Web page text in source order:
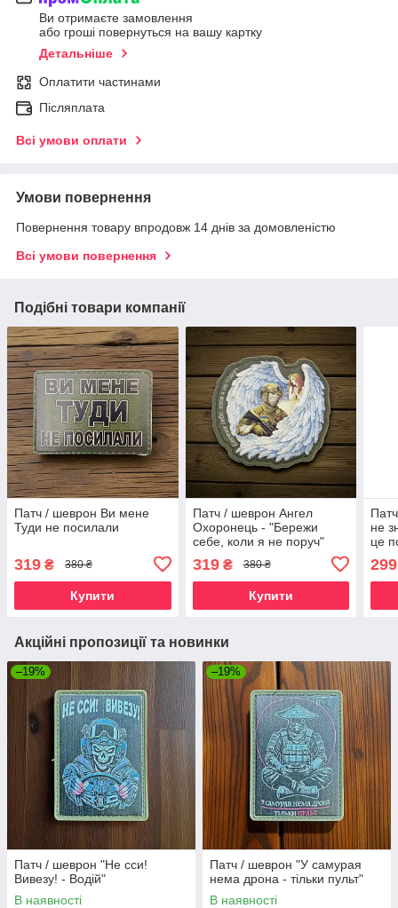
Ви отримаєте замовлення
або гроші повернуться на вашу картку
Детальніше
Оплатити частинами
Післяплата
Всі умови оплати
Умови повернення
Повернення товару впродовж 14 днів за домовленістю
Всі умови повернення
Подібні товари компанії
Патч / шеврон Ви мене
Туди не посилали
319 ₴ 380 ₴
Купити
Патч / шеврон Ангел
Охоронець - "Бережи
себе, коли я не поруч"
319₴ 380 ₴
Купити
не
це
299
Акційні пропозиції та новинки
–19%
Патч / шеврон "Не сси!
Вивезу! - Водій"
В наявності
–19%
Патч / шеврон "У самурая
нема дрона - тільки пульт"
В наявності